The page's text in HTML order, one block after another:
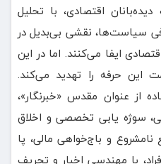
اقتصادی، با تحلیل
سیاست‌ها، نقشی بی‌بدیل در
ایفا می‌کنند. ️اما در این
این حرفه را تهدید می‌کند.
از عنوان مقدس «خبرنگار»،
سوژه یابی تخصصی و اخلاق
و باج‌خواهی مالی، پا
با مهندسی اخبار و تحریف